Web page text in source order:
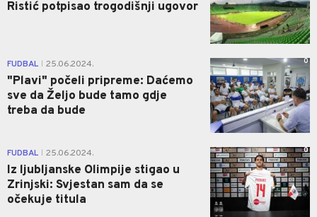
Ristić potpisao trogodišnji ugovor
FUDBAL 25.06.2024.
"Plavi" počeli pripreme: Daćemo
sve da Željo bude tamo gdje
treba da bude
0
FUDBAL 25.06.2024.
Iz ljubljanske Olimpije stigao u
Zrinjski: Svjestan sam da se
očekuje titula
0